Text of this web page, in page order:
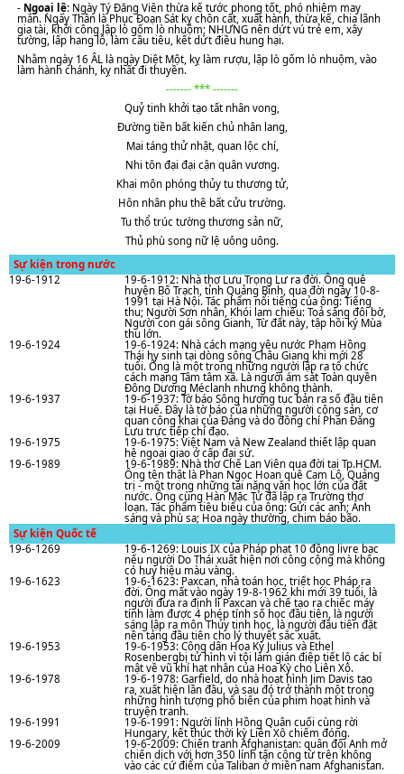
- Ngoại lệ: Ngày Tý Đăng Viên thừa kế tước phong tốt, phó nhiệm may
mắn. Ngày Thân là Phục Đoạn Sát kỵ chôn cất, xuất hành, thừa kế, chia lãnh
gia tài, khởi công lập lò gốm lò nhuộm; NHƯNG nên dứt vú trẻ em, xây
tường, lấp hang lỗ, làm cầu tiêu, kết dứt điều hung hại.
Nhằm ngày 16 ÂL là ngày Diệt Một, kỵ làm rượu, lập lò gốm lò nhuộm, vào
làm hành chánh, kỵ nhất đi thuyền.
------- *** -------
Quỷ tinh khởi tạo tất nhân vong,
Đường tiền bất kiến chủ nhân lang,
Mai táng thử nhật, quan lộc chí,
Nhi tôn đại đại cận quân vương.
Khai môn phóng thủy tu thương tử,
Hôn nhân phu thê bất cửu trường.
Tu thổ trúc tường thương sản nữ,
Thủ phù song nữ lệ uông uông.
Sự kiện trong nước
19-6-1912
19-6-1912: Nhà thơ Lưu Trọng Lư ra đời. Ông quê
huyện Bố Trạch, tỉnh Quảng Bình, qua đời ngày 10-8-
1991 tại Hà Nội. Tác phẩm nổi tiếng của ông: Tiếng
thu; Người Sơn nhân, Khói lam chiều: Toả sáng đôi bờ,
Người con gái sông Gianh, Từ đất này, tập hồi ký Mùa
thu lớn.
19-6-1924
19-6-1924: Nhà cách mạng yêu nước Phạm Hồng
Thái hy sinh tại dòng sông Châu Giang khi mới 28
tuổi. Ông là một trong những người lập ra tổ chức
cách mạng Tâm tâm xã. Là người ám sát Toàn quyền
Đông Dương Méclanh nhưng không thành.
19-6-1937
19-6-1937: Tờ báo Sông hương tục bản ra số đầu tiên
tại Huế. Đây là tờ báo của những người cộng sản, cơ
quan công khai của Đảng và do đồng chí Phan Đǎng
Lưu trực tiếp chỉ đạo.
19-6-1975
19-6-1975: Việt Nam và New Zealand thiết lập quan
hệ ngoại giao ở cấp đại sứ.
19-6-1989
19-6-1989: Nhà thơ Chế Lan Viên qua đời tại Tp.HCM.
Ông tên thật là Phan Ngọc Hoan quê Cam Lộ, Quảng
trị - một trong những tài nǎng vǎn học lớn của đất
nước. Ông cùng Hàn Mặc Tử đã lập ra Trường thơ
loạn. Tác phẩm tiêu biểu của ông: Gửi các anh; Ánh
sáng và phù sa; Hoa ngày thường, chim báo bão.
Sự kiện Quốc tế
19-6-1269
19-6-1269: Louis IX của Pháp phạt 10 đồng livre bạc
nếu người Do Thái xuất hiện nơi công cộng mà không
có huy hiệu màu vàng.
19-6-1623
19-6-1623: Paxcan, nhà toán học, triết học Pháp ra
đời. Ông mất vào ngày 19-8-1962 khi mới 39 tuổi, là
người đưa ra định lí Paxcan và chế tạo ra chiếc máy
tính làm được 4 phép tính số học đầu tiên, là người
sáng lập ra môn Thủy tinh học, là người đầu tiên đặt
nền tảng đầu tiên cho lý thuyết sắc xuất.
19-6-1953
19-6-1953: Công dân Hoa Kỳ Julius và Ethel
Rosenbergbị tử hình vì tội làm gián điệp tiết lộ các bí
mật về vũ khí hạt nhân của Hoa Kỳ cho Liên Xô.
19-6-1978
19-6-1978: Garfield, do nhà hoạt hình Jim Davis tạo
ra, xuất hiện lần đầu, và sau đó trở thành một trong
những hình tượng phổ biến của phim hoạt hình và
truyện tranh.
19-6-1991
19-6-1991: Người lính Hồng Quân cuối cùng rời
Hungary, kết thúc thời kỳ Liên Xô chiếm đóng.
19-6-2009
19-6-2009: Chiến tranh Afghanistan: quân đội Anh mở
chiến dịch với hơn 350 lính tấn công từ trên không
vào các cứ điểm của Taliban ở miền nam Afghanistan.